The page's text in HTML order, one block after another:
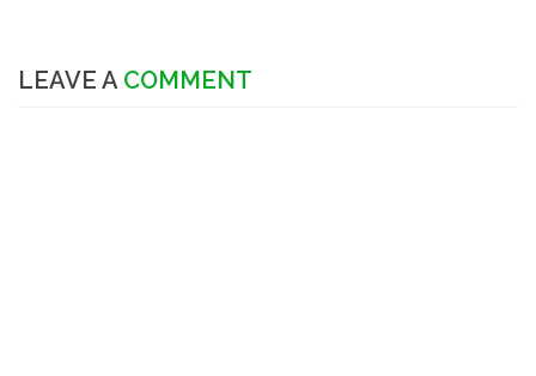
LEAVE A COMMENT